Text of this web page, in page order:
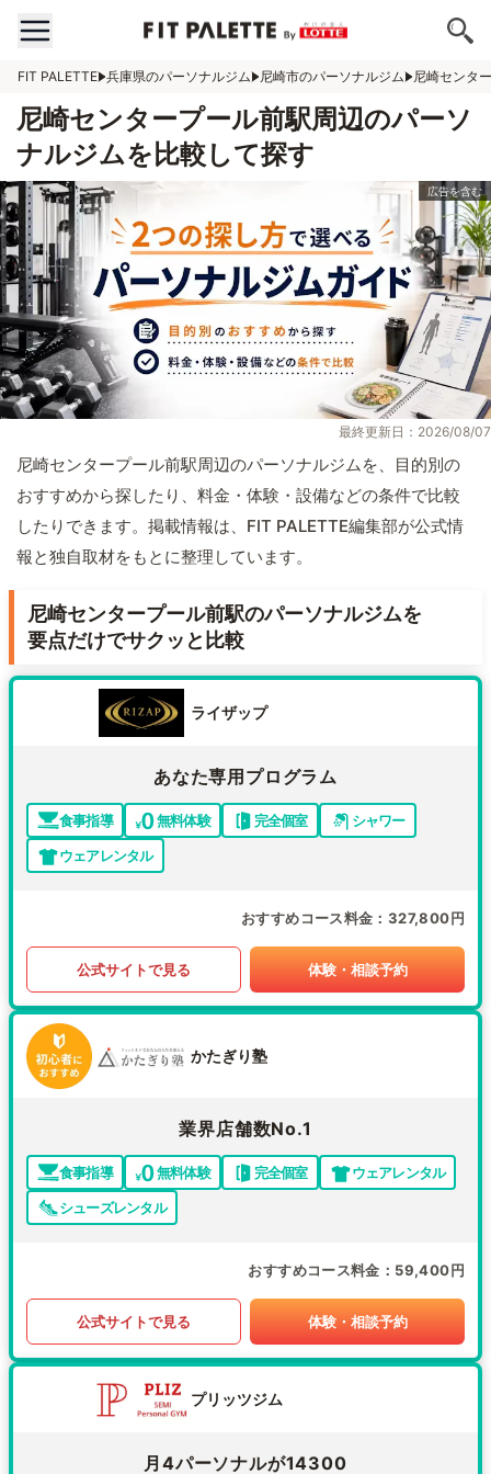
FIT PALETTE 兵庫県のパーソナルジム 尼崎市のパーソナルジム 尼崎センタ
尼崎センタープール前駅周辺のパーソ
ナルジムを比較して探す
最終更新日：2026/08/07
尼崎センタープール前駅周辺のパーソナルジムを、目的別の
おすすめから探したり、料金・体験・設備などの条件で比較
したりできます。掲載情報は、FIT PALETTE編集部が公式情
報と独自取材をもとに整理しています。
尼崎センタープール前駅のパーソナルジムを
要点だけでサクッと比較
ライザップ
あなた専用プログラム
食事指導 無料体験 完全個室
シャワー
ウェアレンタル
おすすめコース料金 327,800円
公式サイトで見る 体験・相談予約
かたぎり塾
業界店舗数No.1
食事指導 無料体験 完全個室
ウェアレンタル
シューズレンタル
おすすめコース料金 59,400円
公式サイトで見る 体験・相談予約
プリッツジム
月4パーソナルが14300